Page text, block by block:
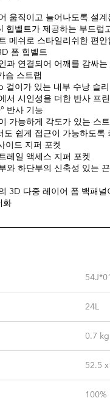
움직이고 늘어나도록 설
벨트가 제공하는 부드럽
메쉬로 스타일리쉬한 편
폼 힙벨트
과 연결되어 어깨를 감싸
슴 스트랩
걸이가 있는 내부 수낭 슬
서 시인성을 더한 반사 프
반사 기능
가능하게 각도가 있는 스
도 쉽게 접근이 가능하도록
이드 지퍼 포켓
레일 액세스 지퍼 포켓
와 하단부의 신축성 있는
3D 다중 레이어 폼 백패
화
24L
0.7 kg
52.5
100%